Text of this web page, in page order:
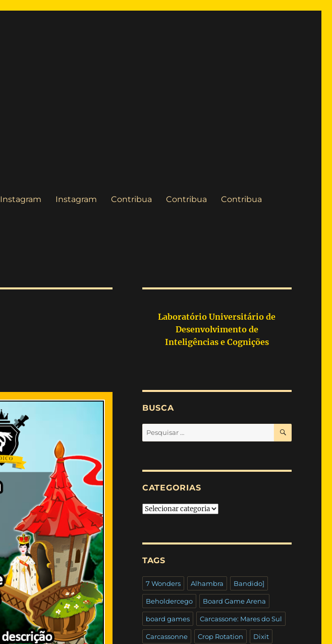
Instagram Instagram Contribua Contribua Contribua
Laboratório Universitário de
Desenvolvimento de
Inteligências e Cognições
BUSCA
Pesquisar
por:
CATEGORIAS
Categorias
TAGS
7 Wonders Alhambra Bandido]
Beholdercego Board Game Arena
board games Carcassone: Mares do Sul
Carcassonne Crop Rotation Dixit